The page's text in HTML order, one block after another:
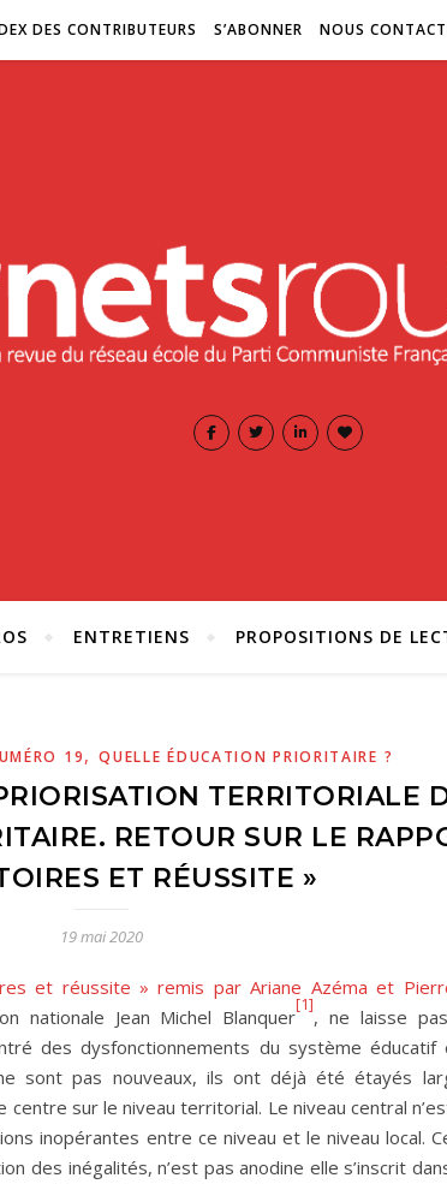
DES CONTRIBUTEURS S’ABONNER NOUS
ENTRETIENS PROPOSITIONS DE
19,QUELLE ÉDUCATION PRIORITAIRE ?
TERRITORIALE
RETOUR SUR LE
ET RÉUSSITE »
19 mai 2020
et réussite » remis par Ariane Azéma et
nationale Jean Michel Blanquer
[1]
, ne laisse
des dysfonctionnements du système
sont pas nouveaux, ils ont déjà été étayés
centre sur le niveau territorial. Le niveau central
inopérantes entre ce niveau et le niveau local.
des inégalités, n’est pas anodine elle s’inscrit